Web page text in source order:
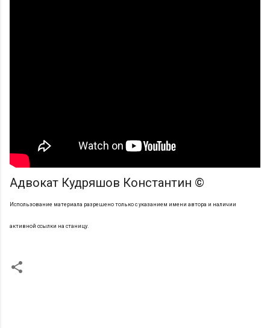
Адвокат Кудряшов Константин ©
Использование материала разрешено только с указанием имени автора и наличии
активной ссылки на станицу.